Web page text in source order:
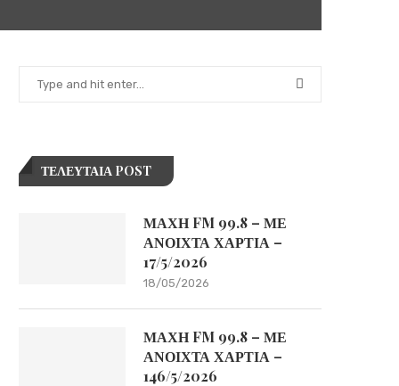
ΤΕΛΕΥΤΑΙΑ POST
ΜΑΧΗ FM 99.8 – ΜΕ
ΑΝΟΙΧΤΑ ΧΑΡΤΙΑ –
17/5/2026
18/05/2026
ΜΑΧΗ FM 99.8 – ΜΕ
ΑΝΟΙΧΤΑ ΧΑΡΤΙΑ –
146/5/2026